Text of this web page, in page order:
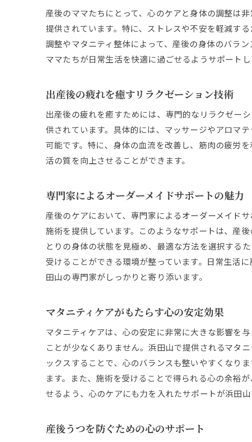
育
杉
産
専門
浜田
出産
産
地元
心穏やか
整
浜田
出
整体
産後のマ
骨盤
心
出
浜田
産後のママたちにとって、心のケアと身体の調整は
提供されています。特に、ストレスや不安を軽減す
調整やマタニティ整体によって、産後の身体のバラ
ママたちが日常生活を快適に過ごせるようサポートし
出産後の疲れを癒すリラクゼーション技術
出産後の疲れを癒すためには、専門的なリラクゼー
供されています。具体的には、マッサージやアロマ
可能です。特に、身体の血流を改善し、筋肉の疲労
活の質を向上させることができます。
専門家によるオーダーメイドサポートの魅力
産後のケアにおいて、専門家によるオーダーメイド
施術を提供しています。このようなサポートは、産
とりの身体の状態を見極め、最適な方法を選択する
受けることができる環境が整っています。日常生活
田山の専門家がしっかりと寄り添います。
マタニティケアがもたらす心の安定効果
マタニティケアは、心の安定に非常に大きな影響を
ことが少なくありません。浜田山で提供されるマタ
ックスすることで、心のバランスも整いやすくなり
ます。また、施術を受けることで得られる心の余裕
せるよう、心のケアにも力を入れたサポートが浜田山
産後うつを防ぐための心のサポート